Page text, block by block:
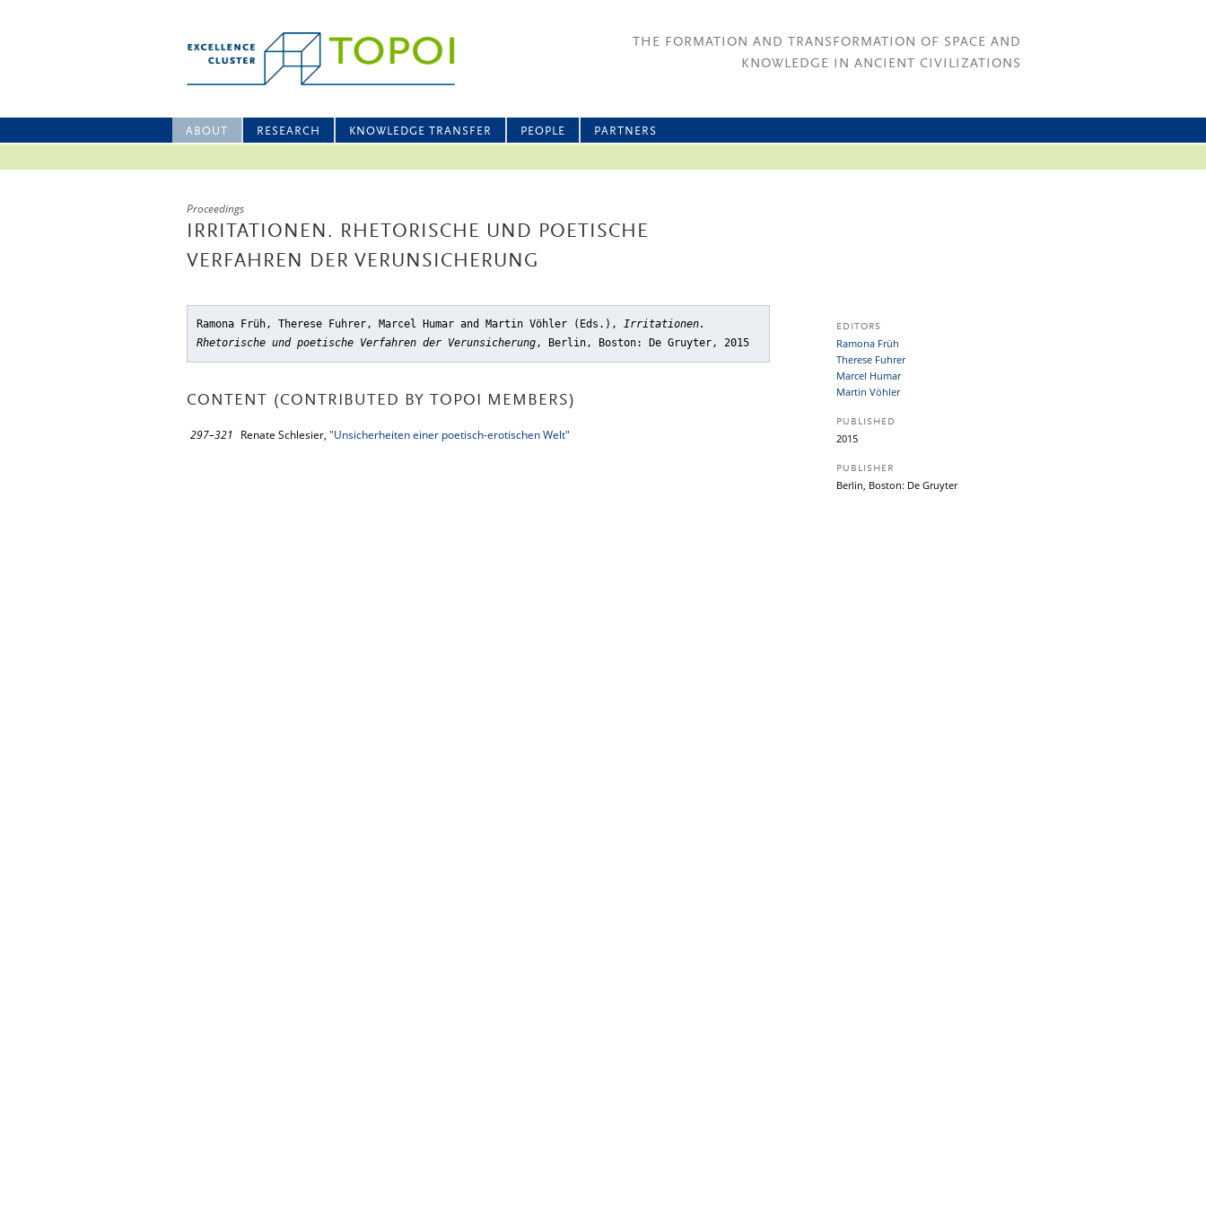
THE FORMATION AND TRANSFORMATION OF SPACE AND
KNOWLEDGE IN ANCIENT CIVILIZATIONS
ABOUT RESEARCH KNOWLEDGE TRANSFER PEOPLE PARTNERS
Proceedings
IRRITATIONEN. RHETORISCHE UND POETISCHE
VERFAHREN DER VERUNSICHERUNG
Ramona Früh, Therese Fuhrer, Marcel Humar and Martin Vöhler (Eds.), Irritationen.
Rhetorische und poetische Verfahren der Verunsicherung, Berlin, Boston: De Gruyter, 2015
CONTENT (CONTRIBUTED BY TOPOI MEMBERS)
297–321 Renate Schlesier, "Unsicherheiten einer poetisch-erotischen Welt"
EDITORS
Ramona Früh
Therese Fuhrer
Marcel Humar
Martin Vöhler
PUBLISHED
2015
PUBLISHER
Berlin, Boston: De Gruyter